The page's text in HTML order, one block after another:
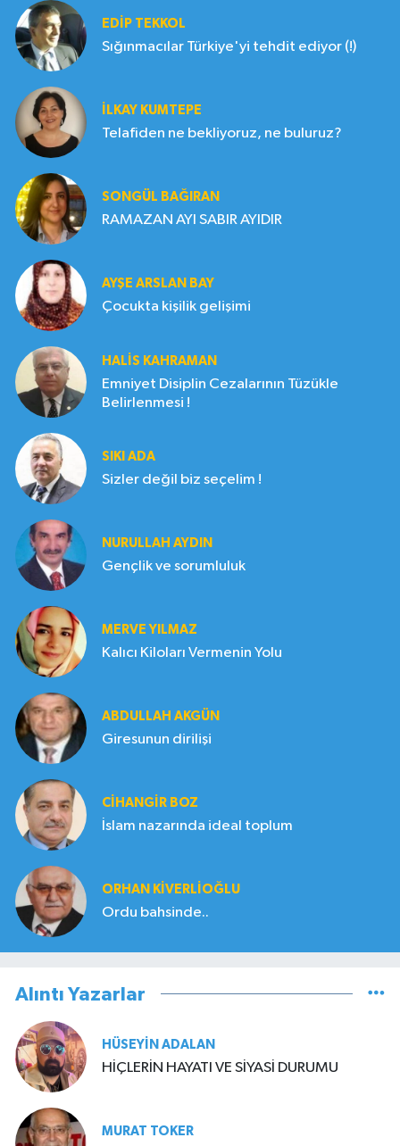
EDIP TEKKOL
Sığınmacılar Türkiye'yi tehdit ediyor (!)
İLKAY KUMTEPE
Telafiden ne bekliyoruz, ne buluruz?
SONGÜL BAĞIRAN
RAMAZAN AYI SABIR AYIDIR
AYŞE ARSLAN BAY
Çocukta kişilik gelişimi
HALIS KAHRAMAN
Emniyet Disiplin Cezalarının Tüzükle
Belirlenmesi !
SIKI ADA
Sizler değil biz seçelim !
NURULLAH AYDIN
Gençlik ve sorumluluk
MERVE YILMAZ
Kalıcı Kiloları Vermenin Yolu
ABDULLAH AKGÜN
Giresunun dirilişi
CIHANGIR BOZ
İslam nazarında ideal toplum
ORHAN KIVERLIOĞLU
Ordu bahsinde..
Alıntı Yazarlar
HÜSEYIN ADALAN
HİÇLERİN HAYATI VE SİYASİ DURUMU
MURAT TOKER